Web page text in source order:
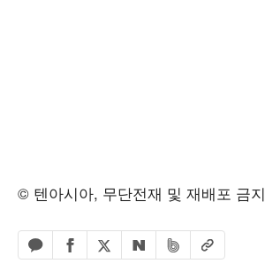
© 텐아시아, 무단전재 및 재배포 금지
카카오톡 공유하기
페이스북 공유하기
엑스 공유하기
네이버 공유하기
밴드 공유하기
URL복사